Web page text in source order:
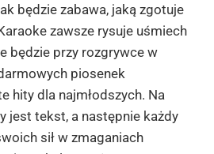
będzie zabawa, jaką zgotuje
zawsze rysuje uśmiech
będzie przy rozgrywce w
piosenek
hity dla najmłodszych. Na
jest tekst, a następnie każdy
sił w zmaganiach